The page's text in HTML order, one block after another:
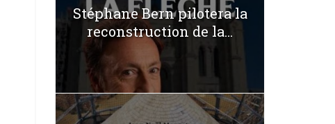
Stéphane Bern pilotera la
reconstruction de la...